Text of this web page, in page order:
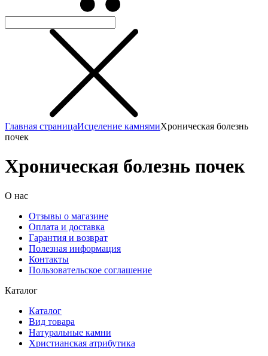
Главная страницаИсцеление камнямиХроническая болезнь
почек
Хроническая болезнь почек
О нас
Отзывы о магазине
Оплата и доставка
Гарантия и возврат
Полезная информация
Контакты
Пользовательское соглашение
Каталог
Каталог
Вид товара
Натуральные камни
Христианская атрибутика